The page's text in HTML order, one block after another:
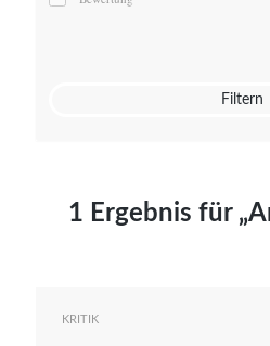
Mato von Vogelstein
Filtern
1 Ergebnis für
KRITIK